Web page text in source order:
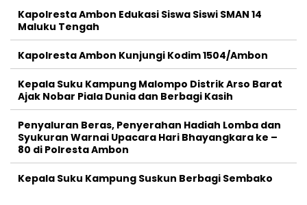
Kapolresta Ambon Edukasi Siswa Siswi SMAN 14
Maluku Tengah
Kapolresta Ambon Kunjungi Kodim 1504/Ambon
Kepala Suku Kampung Malompo Distrik Arso Barat
Ajak Nobar Piala Dunia dan Berbagi Kasih
Penyaluran Beras, Penyerahan Hadiah Lomba dan
Syukuran Warnai Upacara Hari Bhayangkara ke –
80 di Polresta Ambon
Kepala Suku Kampung Suskun Berbagi Sembako